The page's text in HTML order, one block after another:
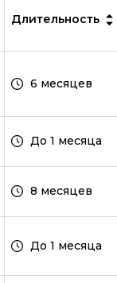
Длительность
6 месяцев
До 1 месяца
8 месяцев
До 1 месяца